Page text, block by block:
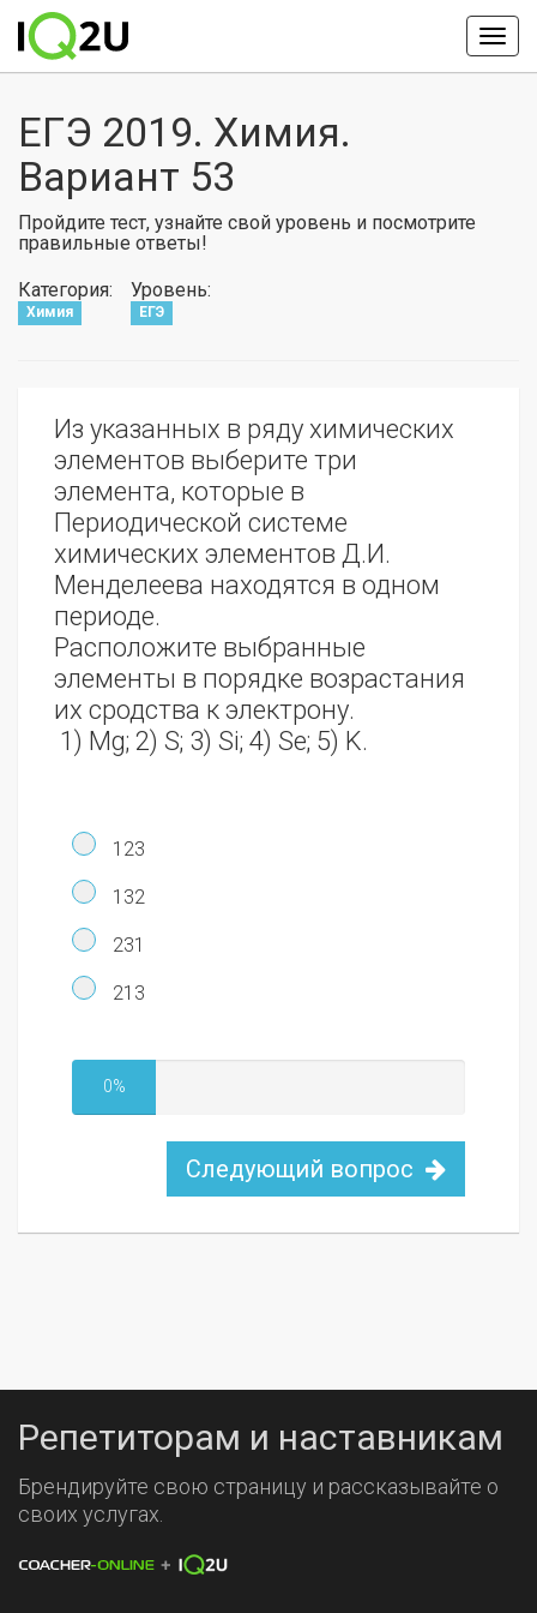
ЕГЭ 2019. Химия.
Вариант 53
Пройдите тест, узнайте свой уровень и посмотрите
правильные ответы!
Категория:
Химия
Уровень:
ЕГЭ
Из указанных в ряду химических
элементов выберите три
элемента, которые в
Периодической системе
химических элементов Д.И.
Менделеева находятся в одном
периоде.
Расположите выбранные
элементы в порядке возрастания
их сродства к электрону.
1) Mg; 2) S; 3) Si; 4) Se; 5) K.
123
132
231
213
0%
Следующий вопрос
Репетиторам и наставникам
Брендируйте свою страницу и рассказывайте о
своих услугах.